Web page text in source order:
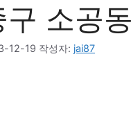
구 소공
12-19 작성자: jai87